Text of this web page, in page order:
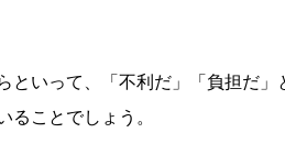
といって、「不利だ」「負担だ
ることでしょう。